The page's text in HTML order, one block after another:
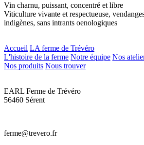
Vin charnu, puissant, concentré et libre
Viticulture vivante et respectueuse,
indigènes, sans intrants oenologiques
Accueil LA ferme de Trévéro
L'histoire de la ferme Notre équipe Nos
Nos produits Nous trouver
EARL Ferme de Trévéro
56460 Sérent
ferme@trevero.fr